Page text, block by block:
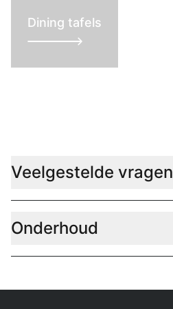
Dining tafels
Veelgestelde vragen
Onderhoud